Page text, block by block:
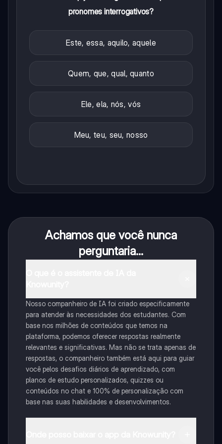
pronomes interrogativos?
Este, essa, aquilo, aquele
Quem, que, qual, quanto
Ele, ela, nós, vós
Meu, teu, seu, nosso
Achamos que você nunca
perguntaria...
Nosso companheiro de IA foi criado especificamente
para atender às necessidades dos estudantes. Com
base nos milhões de conteúdos que temos na
plataforma, podemos oferecer respostas realmente
relevantes e significativas. Mas não se trata apenas de
respostas, o companheiro também está aqui para guiar
você pelos desafios diários de aprendizado, com
planos de estudo personalizados, quizzes ou
conteúdos no chat e 100% de personalização com
base nas suas habilidades e desenvolvimentos.